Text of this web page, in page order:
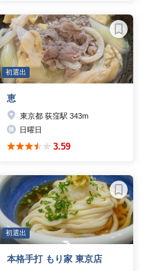
初選出
恵
東京都 荻窪駅 343m
日曜日
3.59
初選出
本格手打 もり家 東京店